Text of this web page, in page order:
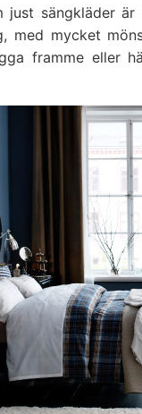
just sängkläder är
med mycket
framme eller